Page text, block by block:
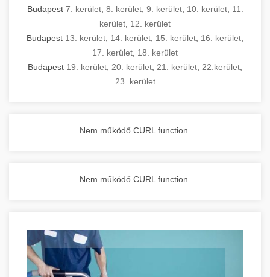
Budapest 7. kerület, 8. kerület, 9. kerület, 10. kerület, 11.
kerület 12. kerület
Budapest 13. kerület 14. kerület 15. kerület 16. kerület
17. kerület 18. kerület
Budapest 19. kerület 20. kerület 21. kerület 22.kerület
23. kerület
Nem működő CURL function.
Nem működő CURL function.